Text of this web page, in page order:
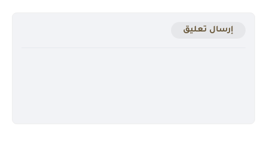
إرسال تعليق